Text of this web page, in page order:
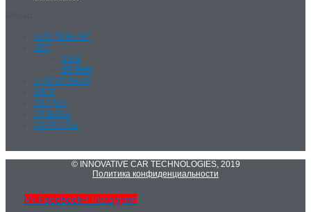
ЧИП-ТЮНИНГ
КПП
DSG
ZF 8HP
О КОМПАНИИ
БЛОГ
СКИДКИ
ОТЗЫВЫ
КОНТАКТЫ
© INNOVATIVE CAR TECHNOLOGIES, 2019
Политика конфиденциальности
Vk Facebook-f Instagram